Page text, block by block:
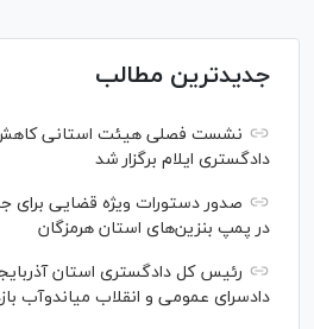
جدیدترین مطالب
نشست فصلی هیئت استانی کاهش
دادگستری ایلام برگزار شد
صدور دستورات ویژه قضایی
در پمپ بنزین‌های استان هرمزگان
رئیس کل دادگستری استان
دادسرای عمومی و انقلاب میاندوآب